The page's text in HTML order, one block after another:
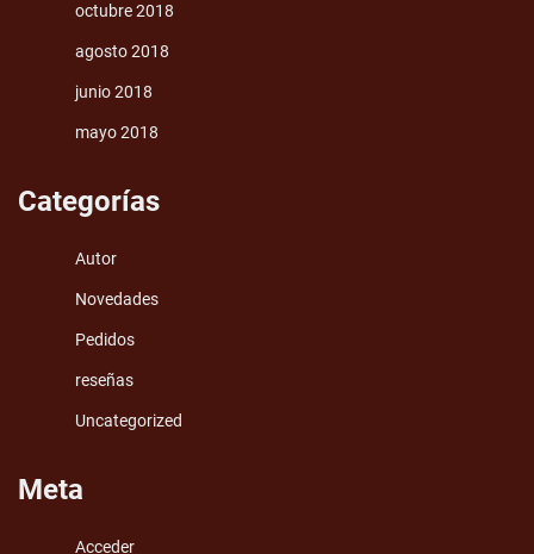
octubre 2018
agosto 2018
junio 2018
mayo 2018
Categorías
Autor
Novedades
Pedidos
reseñas
Uncategorized
Meta
Acceder